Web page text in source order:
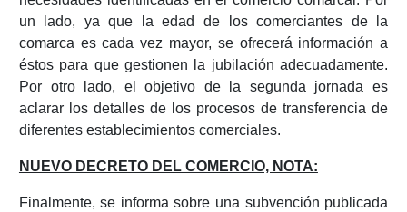
un lado, ya que la edad de los comerciantes de la
comarca es cada vez mayor, se ofrecerá información a
éstos para que gestionen la jubilación adecuadamente.
Por otro lado, el objetivo de la segunda jornada es
aclarar los detalles de los procesos de transferencia de
diferentes establecimientos comerciales.
NUEVO DECRETO DEL COMERCIO, NOTA:
Finalmente, se informa sobre una subvención publicada